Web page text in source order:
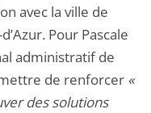
avec la ville de
Pour Pascale
administratif de
de renforcer «
des solutions